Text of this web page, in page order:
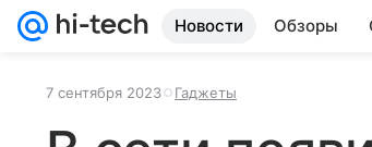
Новости Обзоры
7 сентября 2023 Гаджеты